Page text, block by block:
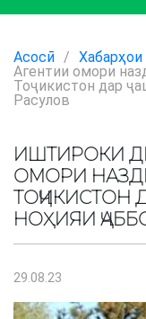
Асосӣ / Хабарҳои
Агентии омори
Тоҷикистон дар
Расулов
ИШТИРОКИ
ОМОРИ
ТОҶИКИСТОН
НОҲИЯИ
29.08.23